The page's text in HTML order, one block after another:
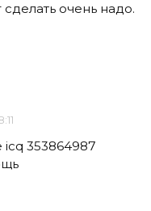
очень надо.
353864987